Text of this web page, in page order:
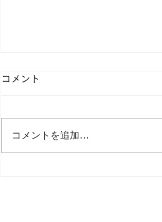
コメント
コメントを追加…